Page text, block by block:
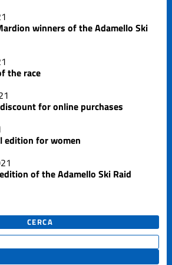
winners of the Adamello Ski
the race
for online purchases
edition for women
of the Adamello Ski Raid
CERCA